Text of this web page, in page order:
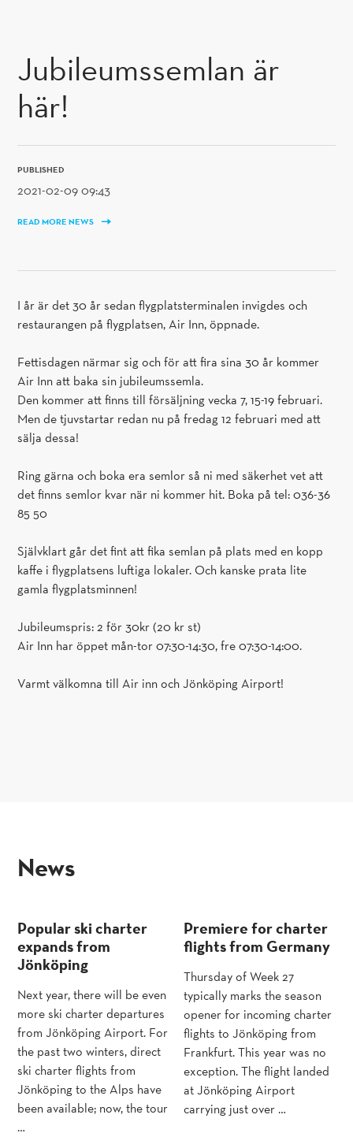
Jubileumssemlan är
här!
I år är det 30 år sedan flygplatsterminalen invigdes och
restaurangen på flygplatsen, Air Inn, öppnade.
Fettisdagen närmar sig och för att fira sina 30 år kommer
Air Inn att baka sin jubileumssemla.
Den kommer att finns till försäljning vecka 7, 15-19 februari.
Men de tjuvstartar redan nu på fredag 12 februari med att
sälja dessa!
Ring gärna och boka era semlor så ni med säkerhet vet att
det finns semlor kvar när ni kommer hit. Boka på tel: 036-36
85 50
Självklart går det fint att fika semlan på plats med en kopp
kaffe i flygplatsens luftiga lokaler. Och kanske prata lite
gamla flygplatsminnen!
Jubileumspris: 2 för 30kr (20 kr st)
Air Inn har öppet mån-tor 07:30-14:30, fre 07:30-14:00.
Varmt välkomna till Air inn och Jönköping Airport!
PUBLISHED
2021-02-09 09:43
READ MORE NEWS
news
Popular ski charter
expands from
Jönköping
Next year, there will be even
more ski charter departures
from Jönköping Airport. For
the past two winters, direct
ski charter flights from
Jönköping to the Alps have
been available; now, the tour
…
Premiere for charter
flights from Germany
Thursday of Week 27
typically marks the season
opener for incoming charter
flights to Jönköping from
Frankfurt. This year was no
exception. The flight landed
at Jönköping Airport
carrying just over …